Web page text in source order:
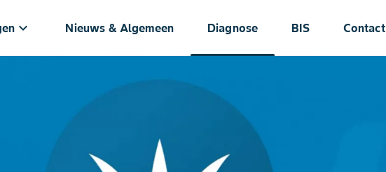
keyboard_arrow_down Nieuws & Algemeen Diagnose BIS Contact